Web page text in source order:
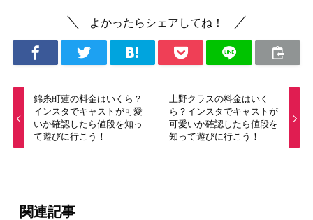
よかったらシェアしてね！
錦糸町蓮の料金はいくら？
インスタでキャストが可愛
いか確認したら値段を知っ
て遊びに行こう！
上野クラスの料金はいく
ら？インスタでキャストが
可愛いか確認したら値段を
知って遊びに行こう！
関連記事